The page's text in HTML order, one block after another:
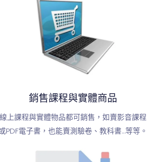
銷售課程與實體商品
線上課程與實體物品都可銷售，如賣影音課程
PDF電子書，也能賣測驗卷、教科書…等等。